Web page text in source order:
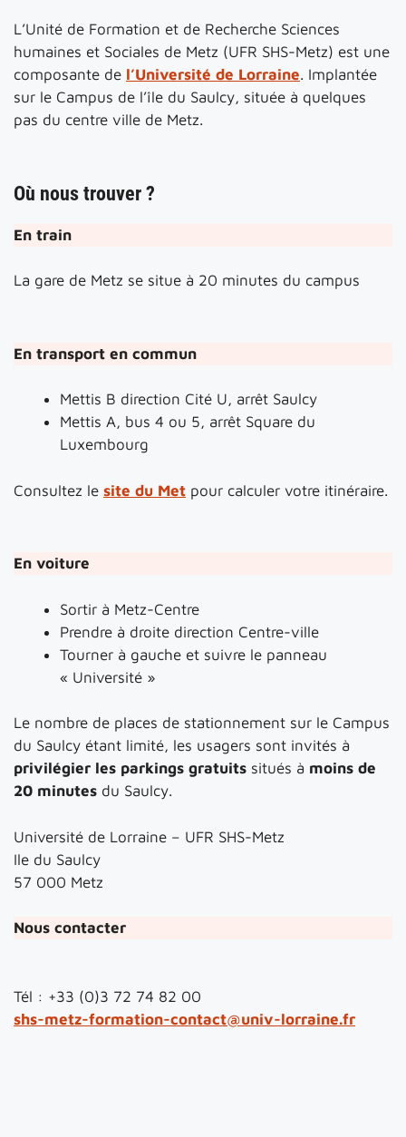
L’Unité de Formation et de Recherche Sciences
humaines et Sociales de Metz (UFR SHS-Metz) est une
composante de l’Université de Lorraine. Implantée
sur le Campus de l’île du Saulcy, située à quelques
pas du centre ville de Metz.
Où nous trouver ?
En train
La gare de Metz se situe à 20 minutes du campus
En transport en commun
Mettis B direction Cité U, arrêt Saulcy
Mettis A, bus 4 ou 5, arrêt Square du
Luxembourg
Consultez le site du Met pour calculer votre itinéraire.
En voiture
Sortir à Metz-Centre
Prendre à droite direction Centre-ville
Tourner à gauche et suivre le panneau
« Université »
Le nombre de places de stationnement sur le Campus
du Saulcy étant limité, les usagers sont invités à
privilégier les parkings gratuits situés à moins de
20 minutes du Saulcy.
Université de Lorraine – UFR SHS-Metz
Ile du Saulcy
57 000 Metz
Nous contacter
Tél : +33 (0)3 72 74 82 00
shs-metz-formation-contact@univ-lorraine.fr